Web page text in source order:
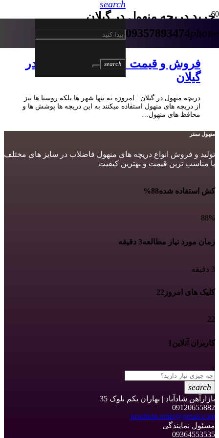
09357893474phone
search
search
خرید دریچه منهول در گیلان
فروش و قیمت انواع دریچه منهول در
گیلان
دریچه منهول در گیلان : امروزه نه تنها شهر ها بلکه روستا ها نیز
از دریچه های منهول استفاده میکنند به این دریچه ها پوشش ها و
محافظ های منهول…
منهول سنتر
تولید و فروش انواع دریچه های منهول فاضلاب در سایز های مختلف
با مناسب ترین قیمت و بهترین کیفیت
کش استفاده شده88%
88%
زمان مورد نیاز مطالعه3 دقیقه
3 دقیقه
کلیک های امروز 22
22
کاربران آنلاین 1
1
search
بازارآهن شادآباد | بهاران یکم بلوک 35
09120655882
manholecenter@gmail.com
مسئول نمایندگی
09364553535